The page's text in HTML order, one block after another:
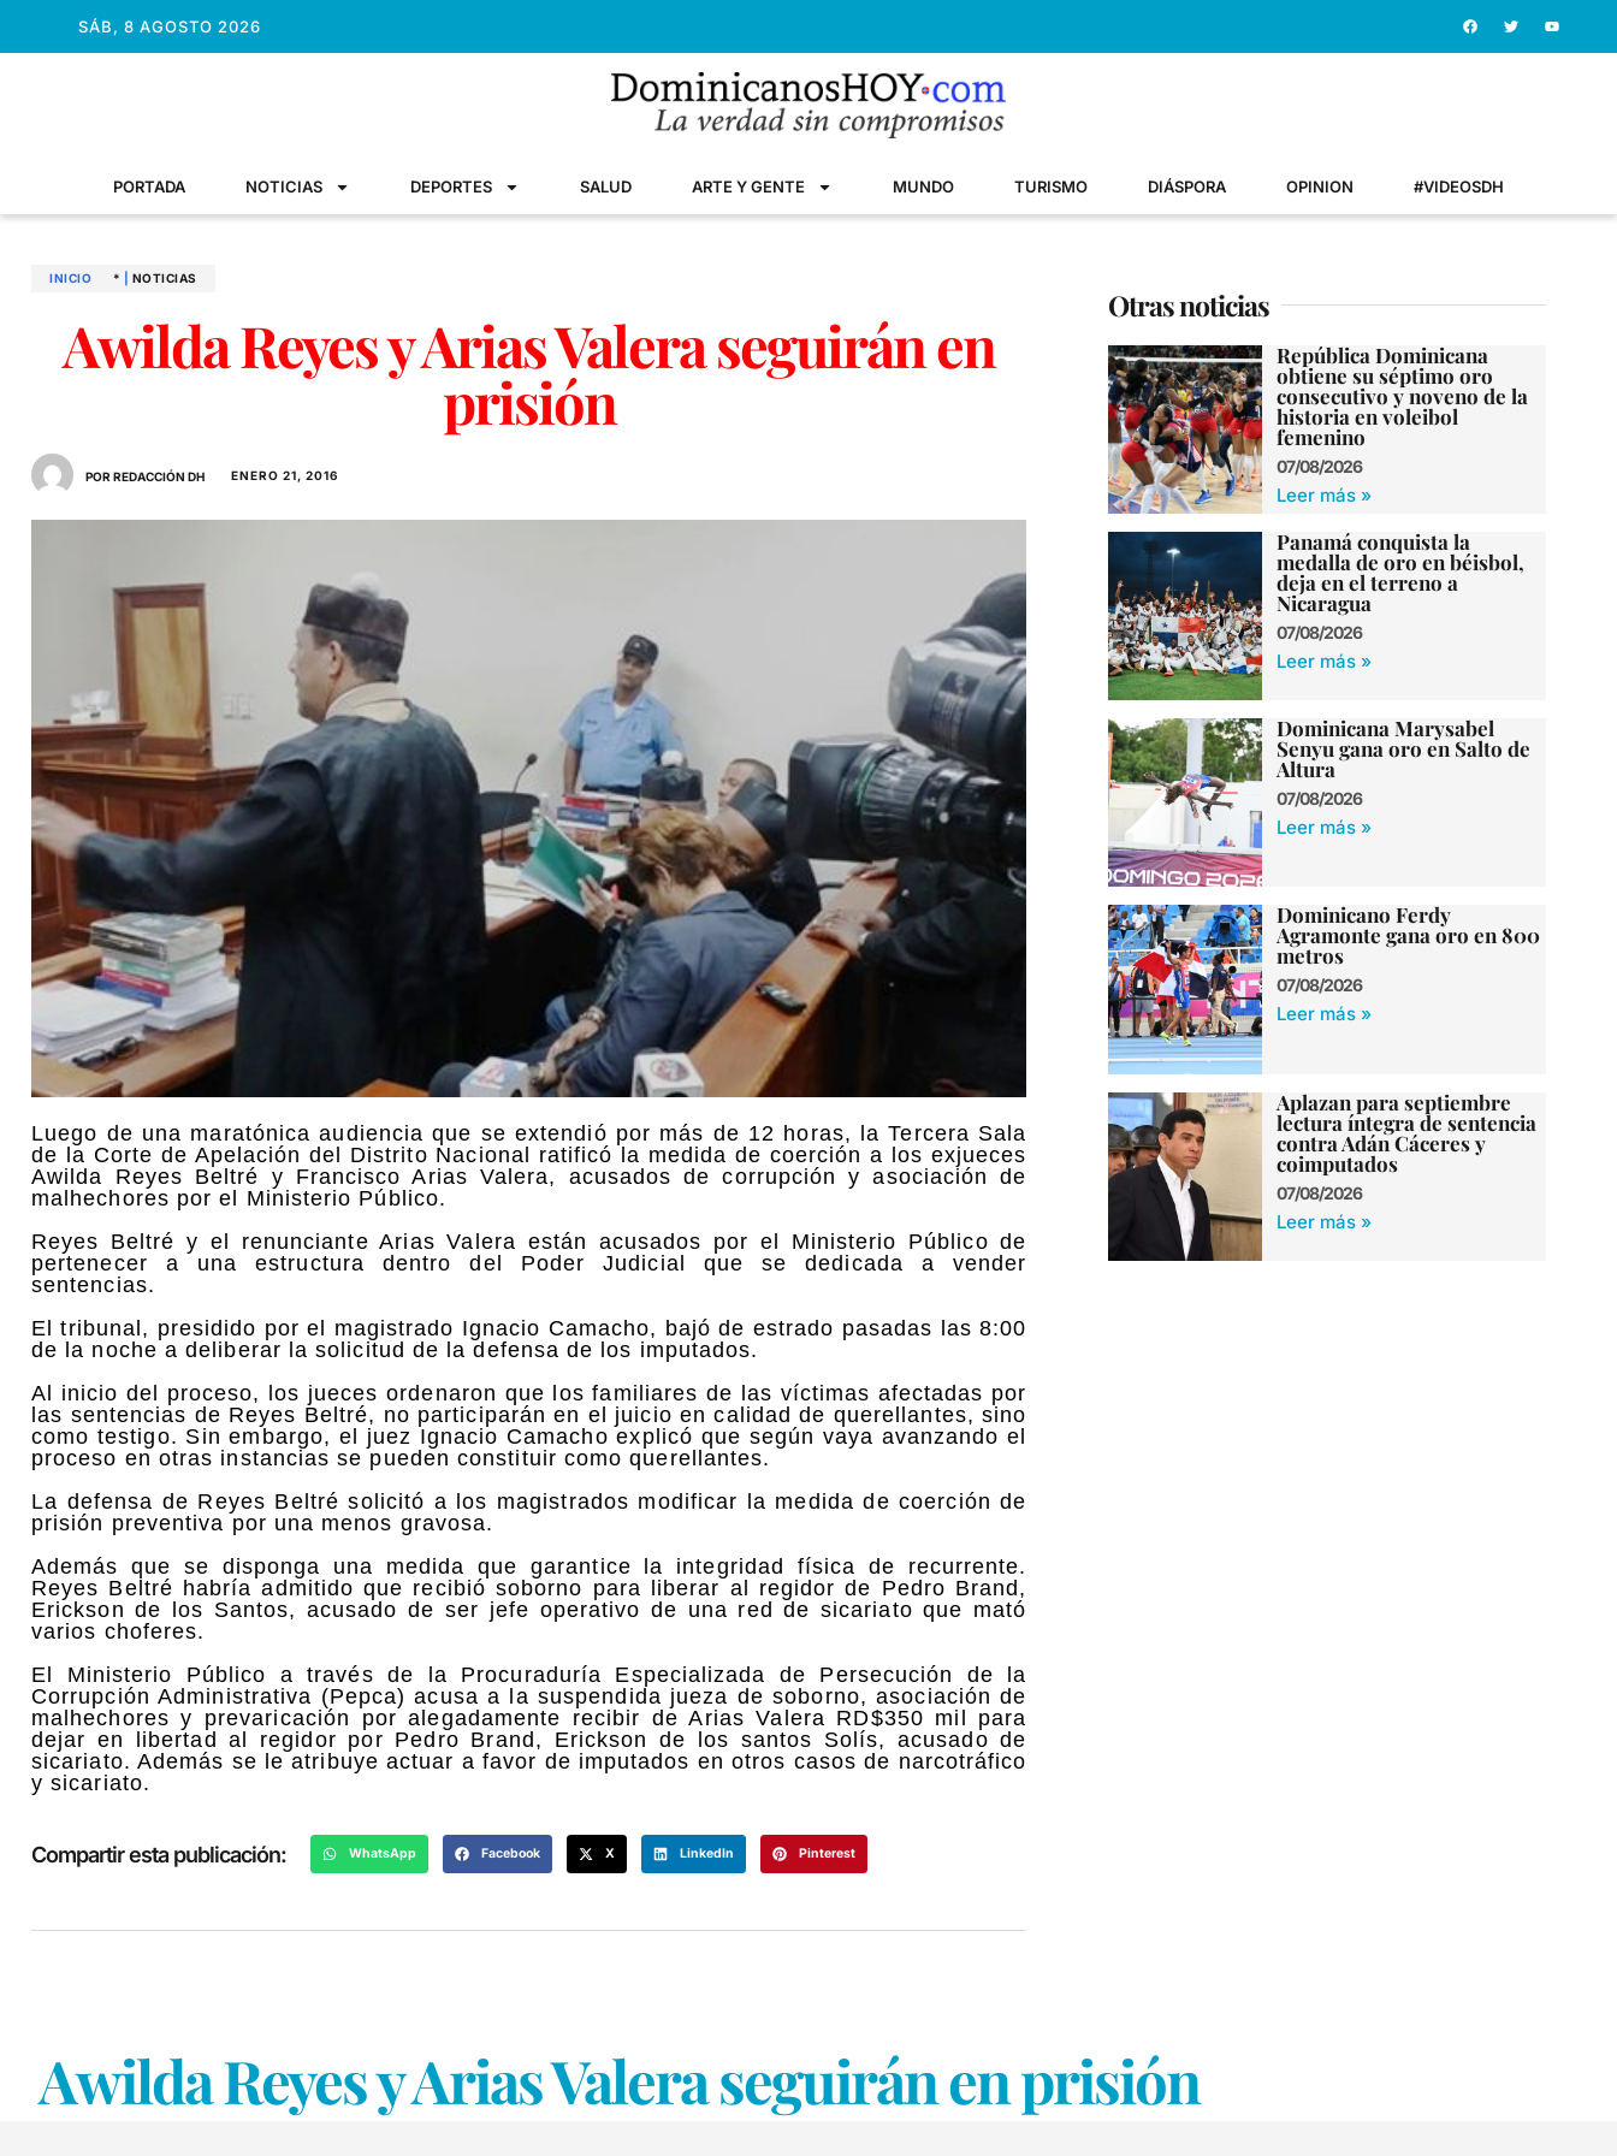
SÁB, 8 AGOSTO 2026
PORTADA NOTICIAS DEPORTES SALUD ARTE Y GENTE MUNDO TURISMO DIÁSPORA OPINION #VIDEOSDH
INICIO * NOTICIAS
Awilda Reyes y Arias Valera seguirán en
prisión
POR REDACCIÓN DH ENERO 21, 2016
Luego de una maratónica audiencia que se extendió por más de 12 horas, la Tercera Sala
de la Corte de Apelación del Distrito Nacional ratificó la medida de coerción a los exjueces
Awilda Reyes Beltré y Francisco Arias Valera, acusados de corrupción y asociación de
malhechores por el Ministerio Público.
Reyes Beltré y el renunciante Arias Valera están acusados por el Ministerio Público de
pertenecer a una estructura dentro del Poder Judicial que se dedicada a vender
sentencias.
El tribunal, presidido por el magistrado Ignacio Camacho, bajó de estrado pasadas las 8:00
de la noche a deliberar la solicitud de la defensa de los imputados.
Al inicio del proceso, los jueces ordenaron que los familiares de las víctimas afectadas por
las sentencias de Reyes Beltré, no participarán en el juicio en calidad de querellantes, sino
como testigo. Sin embargo, el juez Ignacio Camacho explicó que según vaya avanzando el
proceso en otras instancias se pueden constituir como querellantes.
La defensa de Reyes Beltré solicitó a los magistrados modificar la medida de coerción de
prisión preventiva por una menos gravosa.
Además que se disponga una medida que garantice la integridad física de recurrente.
Reyes Beltré habría admitido que recibió soborno para liberar al regidor de Pedro Brand,
Erickson de los Santos, acusado de ser jefe operativo de una red de sicariato que mató
varios choferes.
El Ministerio Público a través de la Procuraduría Especializada de Persecución de la
Corrupción Administrativa (Pepca) acusa a la suspendida jueza de soborno, asociación de
malhechores y prevaricación por alegadamente recibir de Arias Valera RD$350 mil para
dejar en libertad al regidor por Pedro Brand, Erickson de los santos Solís, acusado de
sicariato. Además se le atribuye actuar a favor de imputados en otros casos de narcotráfico
y sicariato.
Compartir esta publicación: WhatsApp Facebook X LinkedIn Pinterest
Otras noticias
República Dominicana
obtiene su séptimo oro
consecutivo y noveno de la
historia en voleibol
femenino
07/08/2026
Leer más »
Panamá conquista la
medalla de oro en béisbol,
deja en el terreno a
Nicaragua
07/08/2026
Leer más »
Dominicana Marysabel
Senyu gana oro en Salto de
Altura
07/08/2026
Leer más »
Dominicano Ferdy
Agramonte gana oro en 800
metros
07/08/2026
Leer más »
Aplazan para septiembre
lectura íntegra de sentencia
contra Adán Cáceres y
coimputados
07/08/2026
Leer más »
Awilda Reyes y Arias Valera seguirán en prisión